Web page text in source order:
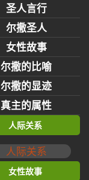
圣人言行
尔撒圣人
女性故事
尔撒的比喻
尔撒的显迹
真主的属性
人际关系
女性故事